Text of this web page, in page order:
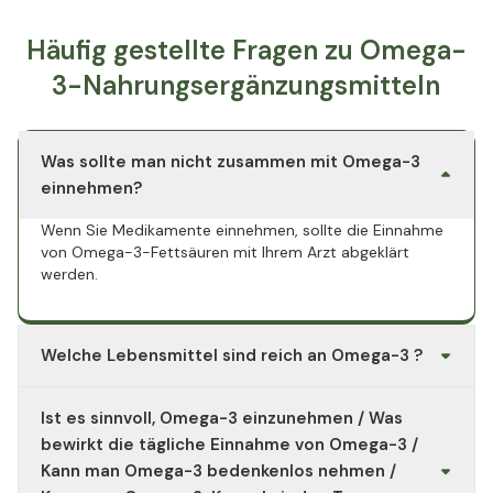
Häufig gestellte Fragen zu Omega-
3-Nahrungsergänzungsmitteln
Was sollte man nicht zusammen mit Omega-3
einnehmen?
Wenn Sie Medikamente einnehmen, sollte die Einnahme
von Omega-3-Fettsäuren mit Ihrem Arzt abgeklärt
werden.
Welche Lebensmittel sind reich an Omega-3 ?
Fischarten wie Lachs, Hering und Makrele, Mikroalgenöl,
Chia-, Hanf- und Leinsamen, Rapsöl sowie Nüsse. Den
höchsten Gehalt an Omega 3 hat Leinöl pro 100 g bzw.
ml verzehrtem Lebensmittel.
Ist es sinnvoll, Omega-3 einzunehmen / Was
bewirkt die tägliche Einnahme von Omega-3 /
Kann man Omega-3 bedenkenlos nehmen /